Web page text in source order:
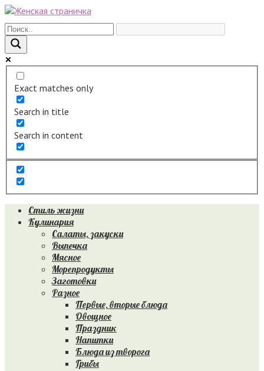
Перейти
к
контенту
Exact matches only
Search in title
Search in content
Стиль жизни
Кулинария
Салаты, закуски
Выпечка
Мясное
Морепродукты
Заготовки
Разное
Первые, вторые блюда
Овощное
Праздник
Напитки
Блюда из творога
Грибы